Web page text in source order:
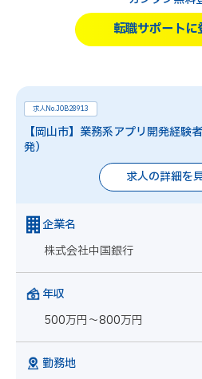
転職サポートに
求人No.JOB28913
【岡山市】業務系アプリ開発経
発）
求人の詳細を
企業名
株式会社中国銀行
年収
500万円～800万円
勤務地